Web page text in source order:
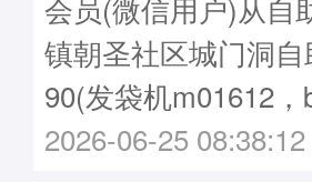
会员(微信用户)从自
镇朝圣社区城门洞
90(发袋机m01612，
2026-06-25 08:38:12